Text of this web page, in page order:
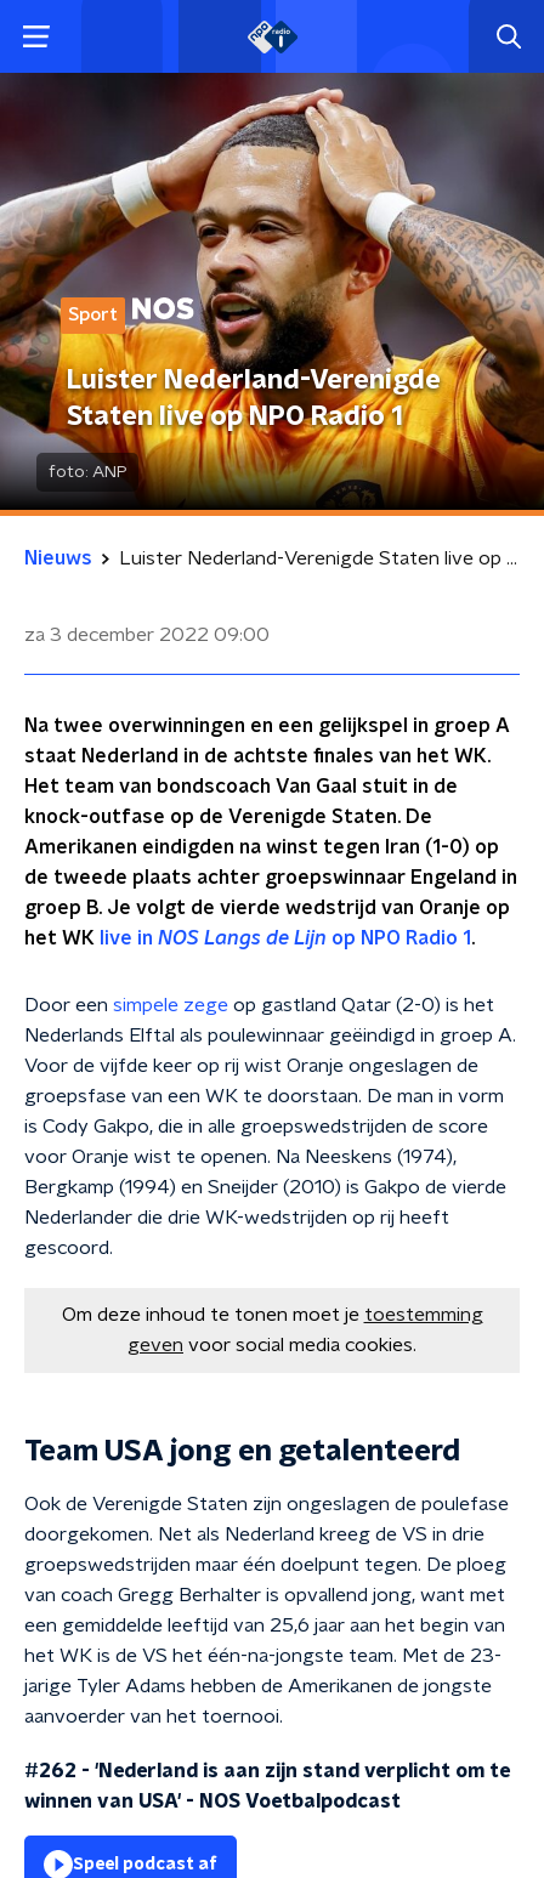
Sport
Luister Nederland-Verenigde
Staten live op NPO Radio 1
foto: ANP
Nieuws Luister Nederland-Verenigde Staten live op NPO Radio 1
za 3 december 2022 09:00
Na twee overwinningen en een gelijkspel in groep A
staat Nederland in de achtste finales van het WK.
Het team van bondscoach Van Gaal stuit in de
knock-outfase op de Verenigde Staten. De
Amerikanen eindigden na winst tegen Iran (1-0) op
de tweede plaats achter groepswinnaar Engeland in
groep B. Je volgt de vierde wedstrijd van Oranje op
het WK
live in NOS Langs de Lijn op NPO Radio 1 .
Door een simpele zege op gastland Qatar (2-0) is het
Nederlands Elftal als poulewinnaar geëindigd in groep A.
Voor de vijfde keer op rij wist Oranje ongeslagen de
groepsfase van een WK te doorstaan. De man in vorm
is Cody Gakpo, die in alle groepswedstrijden de score
voor Oranje wist te openen. Na Neeskens (1974),
Bergkamp (1994) en Sneijder (2010) is Gakpo de vierde
Nederlander die drie WK-wedstrijden op rij heeft
gescoord.
Om deze inhoud te tonen moet je toestemming
geven voor social media cookies.
Team USA jong en getalenteerd
Ook de Verenigde Staten zijn ongeslagen de poulefase
doorgekomen. Net als Nederland kreeg de VS in drie
groepswedstrijden maar één doelpunt tegen. De ploeg
van coach Gregg Berhalter is opvallend jong, want met
een gemiddelde leeftijd van 25,6 jaar aan het begin van
het WK is de VS het één-na-jongste team. Met de 23-
jarige Tyler Adams hebben de Amerikanen de jongste
aanvoerder van het toernooi.
#262 - 'Nederland is aan zijn stand verplicht om te
winnen van USA' - NOS Voetbalpodcast
Speel podcast af